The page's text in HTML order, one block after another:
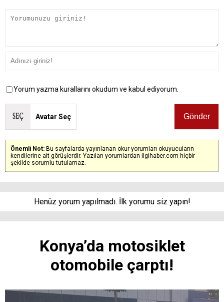
Yorum yazma kurallarını okudum ve kabul ediyorum.
Avatar Seç
Önemli Not: Bu sayfalarda yayınlanan okur yorumları okuyucuların
kendilerine ait görüşlerdir. Yazılan yorumlardan ilgihaber.com hiçbir
şekilde sorumlu tutulamaz.
Henüz yorum yapılmadı. İlk yorumu siz yapın!
Konya’da motosiklet
otomobile çarptı!